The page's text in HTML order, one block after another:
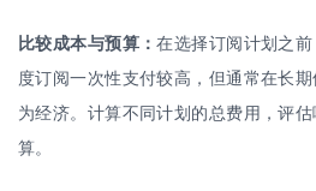
比较成本与预算：在选择订阅计划之
度订阅一次性支付较高， 但通常在长
为经济。计算不同计划的总费用，评
算。